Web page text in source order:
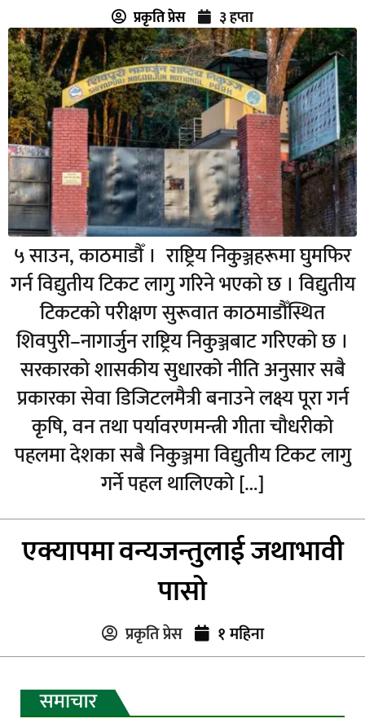
प्रकृति प्रेस ३ हप्ता
५ साउन, काठमाडौँ । राष्ट्रिय निकुञ्जहरूमा घुमफिर
गर्न विद्युतीय टिकट लागु गरिने भएको छ । विद्युतीय
टिकटको परीक्षण सुरूवात काठमाडौँस्थित
शिवपुरी–नागार्जुन राष्ट्रिय निकुञ्जबाट गरिएको छ ।
सरकारको शासकीय सुधारको नीति अनुसार सबै
प्रकारका सेवा डिजिटलमैत्री बनाउने लक्ष्य पूरा गर्न
कृषि, वन तथा पर्यावरणमन्त्री गीता चौधरीको
पहलमा देशका सबै निकुञ्जमा विद्युतीय टिकट लागु
गर्ने पहल थालिएको […]
एक्यापमा वन्यजन्तुलाई जथाभावी
पासो
प्रकृति प्रेस १ महिना